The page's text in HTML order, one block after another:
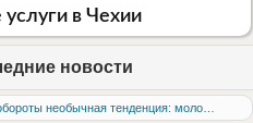
в Чехии
новости
В Чехии набирает обороты необычная тенденция: молодые специалисты из сферы IT